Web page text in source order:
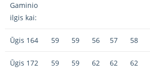
Gaminio
ilgis kai:
Ūgis 164 59 59 56 57 58
Ūgis 172 59 59 62 62 62